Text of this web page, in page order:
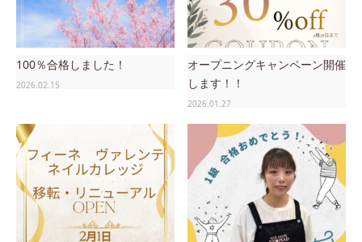
100％合格しました！
2026.02.15
オープニングキャンペーン開催
します！！
2026.01.27